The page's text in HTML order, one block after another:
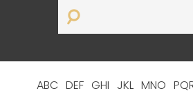
ABC DEF GHI JKL MNO